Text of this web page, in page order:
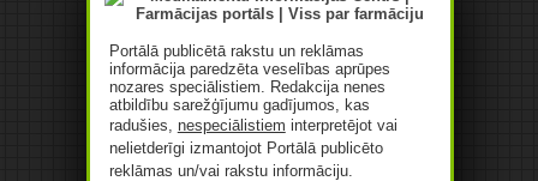
Portālā publicētā rakstu un reklāmas
informācija paredzēta veselības aprūpes
nozares speciālistiem. Redakcija nenes
atbildību sarežģījumu gadījumos, kas
radušies, nespeciālistiem interpretējot vai
nelietderīgi izmantojot Portālā publicēto
reklāmas un/vai rakstu informāciju.